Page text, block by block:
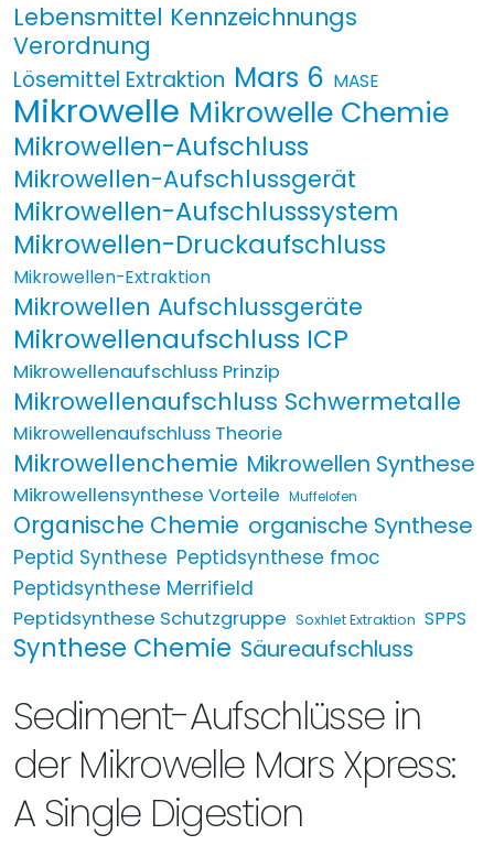
Lebensmittel Kennzeichnungs
Verordnung
Lösemittel Extraktion Mars 6 MASE
Mikrowelle Mikrowelle Chemie
Mikrowellen-Aufschluss
Mikrowellen-Aufschlussgerät
Mikrowellen-Aufschlusssystem
Mikrowellen-Druckaufschluss
Mikrowellen-Extraktion
Mikrowellen Aufschlussgeräte
Mikrowellenaufschluss ICP
Mikrowellenaufschluss Prinzip
Mikrowellenaufschluss Schwermetalle
Mikrowellenaufschluss Theorie
Mikrowellenchemie Mikrowellen Synthese
Mikrowellensynthese Vorteile Muffelofen
Organische Chemie organische Synthese
Peptid Synthese Peptidsynthese fmoc
Peptidsynthese Merrifield
Peptidsynthese Schutzgruppe Soxhlet Extraktion SPPS
Synthese Chemie Säureaufschluss
Sediment-Aufschlüsse in
der Mikrowelle Mars Xpress:
A Single Digestion